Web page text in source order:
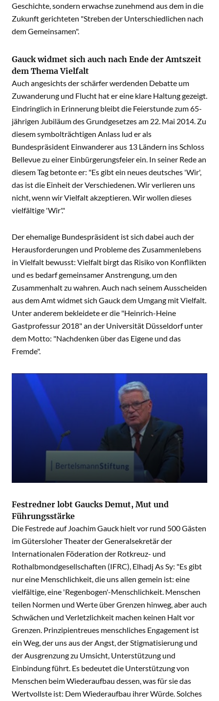
Geschichte, sondern erwachse zunehmend aus dem in die
Zukunft gerichteten "Streben der Unterschiedlichen nach
dem Gemeinsamen".
Gauck widmet sich auch nach Ende der Amtszeit
dem Thema Vielfalt
Auch angesichts der schärfer werdenden Debatte um
Zuwanderung und Flucht hat er eine klare Haltung gezeigt.
Eindringlich in Erinnerung bleibt die Feierstunde zum 65-
jährigen Jubiläum des Grundgesetzes am 22. Mai 2014. Zu
diesem symbolträchtigen Anlass lud er als
Bundespräsident Einwanderer aus 13 Ländern ins Schloss
Bellevue zu einer Einbürgerungsfeier ein. In seiner Rede an
diesem Tag betonte er: "Es gibt ein neues deutsches 'Wir',
das ist die Einheit der Verschiedenen. Wir verlieren uns
nicht, wenn wir Vielfalt akzeptieren. Wir wollen dieses
vielfältige 'Wir'."
Der ehemalige Bundespräsident ist sich dabei auch der
Herausforderungen und Probleme des Zusammenlebens
in Vielfalt bewusst: Vielfalt birgt das Risiko von Konflikten
und es bedarf gemeinsamer Anstrengung, um den
Zusammenhalt zu wahren. Auch nach seinem Ausscheiden
aus dem Amt widmet sich Gauck dem Umgang mit Vielfalt.
Unter anderem bekleidete er die "Heinrich-Heine
Gastprofessur 2018" an der Universität Düsseldorf unter
dem Motto: "Nachdenken über das Eigene und das
Fremde".
Festredner lobt Gaucks Demut, Mut und
Führungsstärke
Die Festrede auf Joachim Gauck hielt vor rund 500 Gästen
im Gütersloher Theater der Generalsekretär der
Internationalen Föderation der Rotkreuz- und
Rothalbmondgesellschaften (IFRC), Elhadj As Sy: "Es gibt
nur eine Menschlichkeit, die uns allen gemein ist: eine
vielfältige, eine 'Regenbogen'-Menschlichkeit. Menschen
teilen Normen und Werte über Grenzen hinweg, aber auch
Schwächen und Verletzlichkeit machen keinen Halt vor
Grenzen. Prinzipientreues menschliches Engagement ist
ein Weg, der uns aus der Angst, der Stigmatisierung und
der Ausgrenzung zu Umsicht, Unterstützung und
Einbindung führt. Es bedeutet die Unterstützung von
Menschen beim Wiederaufbau dessen, was für sie das
Wertvollste ist: Dem Wiederaufbau ihrer Würde. Solches